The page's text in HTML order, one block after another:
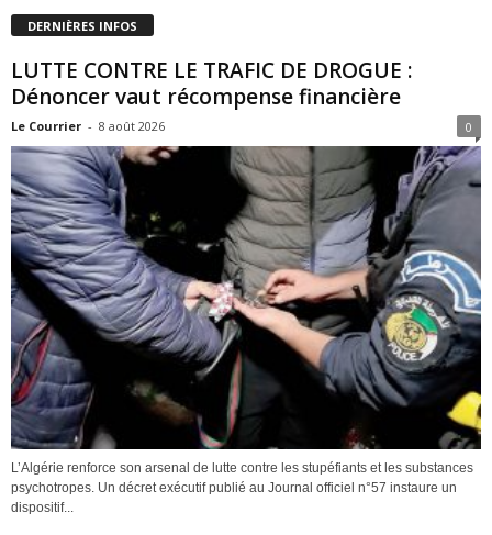
DERNIÈRES INFOS
LUTTE CONTRE LE TRAFIC DE DROGUE :
Dénoncer vaut récompense financière
Le Courrier - 8 août 2026 0
L’Algérie renforce son arsenal de lutte contre les stupéfiants et les substances
psychotropes. Un décret exécutif publié au Journal officiel n°57 instaure un
dispositif...